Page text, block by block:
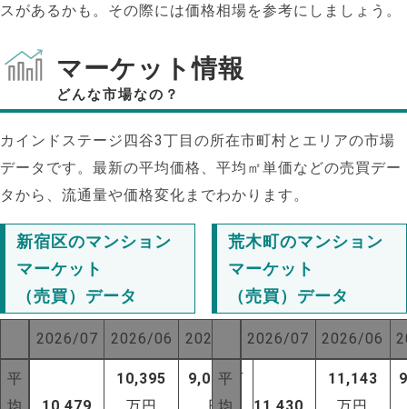
NEW!
スがあるかも。その際には価格相場を参考にしましょう。
マーケット情報
どんな市場なの？
カインドステージ四谷3丁目の所在市町村とエリアの市場
データです。最新の平均価格、平均㎡単価などの売買デー
タから、流通量や価格変化までわかります。
新宿区のマンション
マーケット
（売買）データ
2026/07 2026/06 2025/07
平
10,395
9,037万
荒木町のマンション
マーケット
（売買）データ
2026/07 2026/06
平
11,143